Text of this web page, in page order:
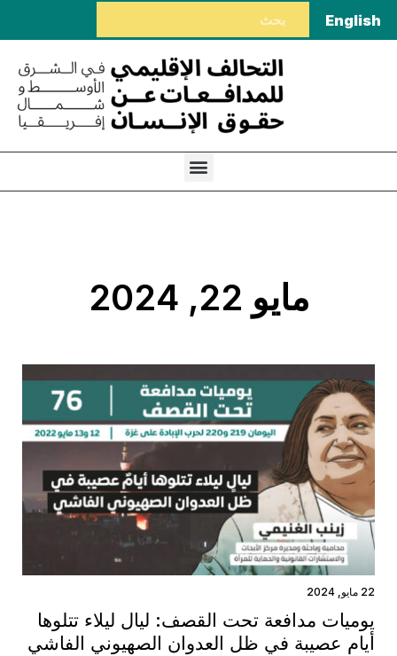
English
مايو 22, 2024
22 مايو, 2024
يوميات مدافعة تحت القصف: ليال ليلاء تتلوها
أيام عصيبة في ظل العدوان الصهيوني الفاشي